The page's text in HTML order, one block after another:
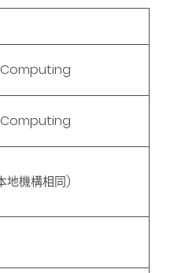
Computing
Computing
地機構相同)